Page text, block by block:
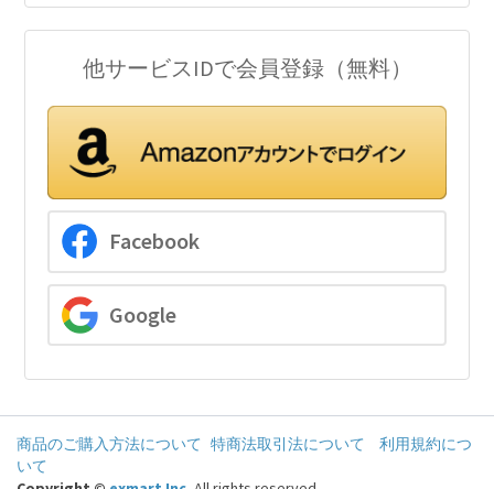
他サービスIDで会員登録（無料）
Facebook
Google
商品のご購入方法について 特商法取引法について
利用規約につ
いて